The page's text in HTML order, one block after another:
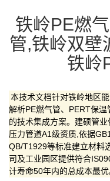
铁岭PE燃
管,铁岭双壁
铁岭
本技术文档针对铁岭地区
解析PE燃气管、PERT保
的技术集成方案。建硕管
压力管道A1级资质,依据
QB/T1929等标准建立材料
司及工业园区提供符合
计寿命50年内的总成本最优